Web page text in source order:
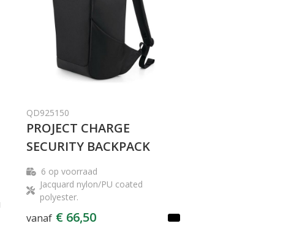
QD925150
PROJECT CHARGE
SECURITY BACKPACK
6 op voorraad
Jacquard nylon/PU coated
polyester.
vanaf € 66,50